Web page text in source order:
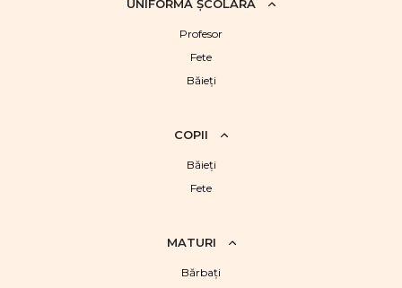
UNIFORMĂ ŞCOLARĂ
Profesor
Fete
Băieţi
COPII
Băieţi
Fete
MATURI
Bărbaţi